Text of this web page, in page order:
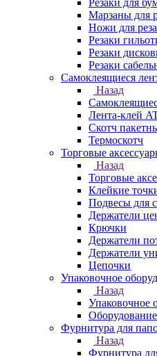
Резаки для
Марзаны для
Ножи для
Резаки
Резаки
Резаки
Самоклеящиеся
Назад
Лента-клей
Скотч
Термоскотч
Торговые
Назад
Торговые
Клейкие
Подвесы для
Держатели
Крючки
Держатели
Держатели
Цепочки
Упаковочное
Назад
Упаковочное
Фурнитура для
Назад
Фурнитура